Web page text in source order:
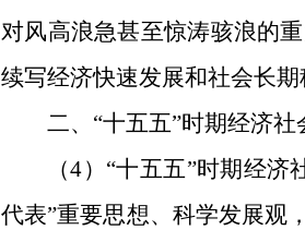
对风高浪急甚至惊涛骇浪的
续写经济快速发展和社会长
二、“十五五”时期经济
（4）“十五五”时期经
代表”重要思想、科学发展观